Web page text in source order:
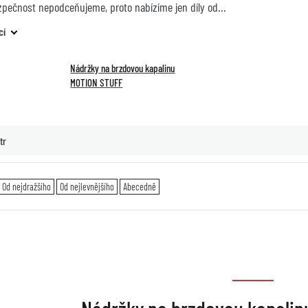
nepodceňujeme, proto nabízíme jen díly od
Nádržky na brzdovou kapalinu
MOTION STUFF
Od nejdražšího Od nejlevnějšího Abecedně